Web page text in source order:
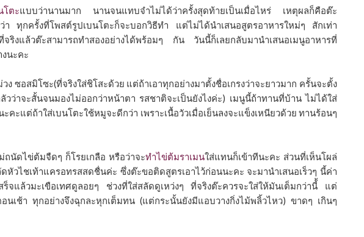
โตะแบบว่านานมาก นานจนแทบจำไม่ได้ว่าครั้งสุดท้ายเป็นเมื่อไหร่ เหตุผลก็คือต๊ะ
า ทุกครั้งที่โพสต์รูปเบนโตะก็จะบอกวิธีทำ แต่ไม่ได้นำเสนอสูตรอาหารใหม่ๆ สักเท่า
ริงแล้วต๊ะสามารถทำสองอย่างได้พร้อมๆ กัน วันนี้ก็เลยกลับมานำเสนอเมนูอาหารที่
งนะคะ
ง ซอสมิโซะ(ที่จริงใส่ชิโสะด้วย แต่ถ้าเอาทุกอย่างมาตั้งชื่อเกรงว่าจะยาวมาก ครั้นจะตั้ง
วว่าจะสั้นจนมองไม่ออกว่าหน้าตา รสชาติจะเป็นยังไงค่ะ) เมนูนี้ถ้าทานที่บ้าน ไม่ได้ใส่
ะคะแต่ถ้าใส่เบนโตะใช้หมูจะดีกว่า เพราะเนื้อวัวเมื่อเย็นลงจะแข็งเหนียวด้วย ทานร้อนๆ
นัดไข่ต้มจืดๆ ก็โรยเกลือ หรือว่าจะทำไข่ต้มราเมนใส่แทนก็เข้าทีนะคะ ส่วนที่เห็นโผล่
หัวไชเท้าแครอทรสสดชื่นค่ะ ซึ่งต๊ะขอติดสูตรเอาไว้ก่อนนะคะ จะมานำเสนอเร็วๆ นี้ค่า
ร็จแล้วมะเขือเทศดูลอยๆ ช่วงที่ใส่สลัดดูเหว่งๆ ที่จริงต๊ะควรจะใส่ให้มันเต็มกว่านี้้ แต่
อนเช้า ทุกอย่างจึงฉุกละหุกเต็มทน (แต่กระนั้นยังมีแอบวางกิ่งไม้พลิ้วไหว) ขาดๆ เกินๆ